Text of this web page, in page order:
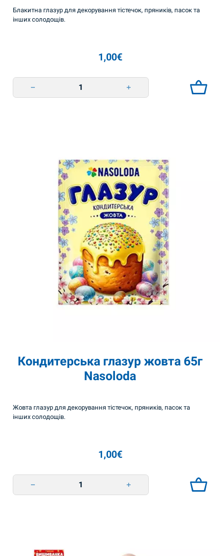
Блакитна глазур для декорування тістечок, пряників, пасок та
інших солодощів.
1,00€
Кондитерська глазур жовта 65г
Nasoloda
Жовта глазур для декорування тістечок, пряників, пасок та
інших солодощів.
1,00€